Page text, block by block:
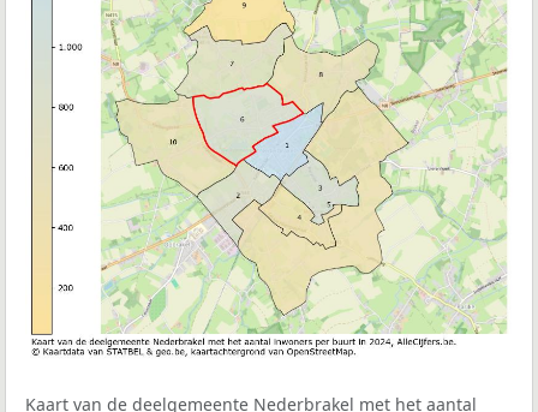
Kaart van de deelgemeente Nederbrakel met het aantal